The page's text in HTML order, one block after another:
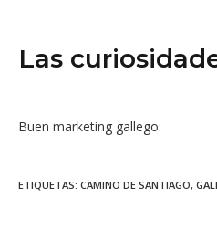
Las
Buen marketing gallego:
ETIQUETAS: CAMINO DE SANTIAGO,